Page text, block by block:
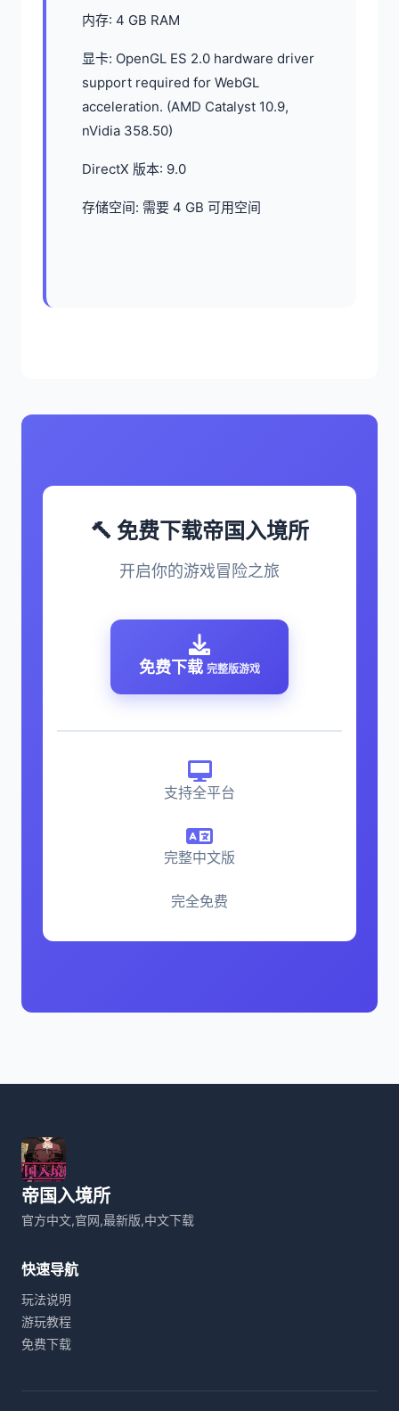
内存: 4 GB RAM
显卡: OpenGL ES 2.0 hardware driver
support required for WebGL
acceleration. (AMD Catalyst 10.9,
nVidia 358.50)
DirectX 版本: 9.0
存储空间: 需要 4 GB 可用空间
🔨 免费下载帝国入境所
开启你的游戏冒险之旅
免费下载 完整版游戏
支持全平台
完整中文版
完全免费
帝国入境所
官方中文,官网,最新版,中文下载
快速导航
玩法说明
游玩教程
免费下载